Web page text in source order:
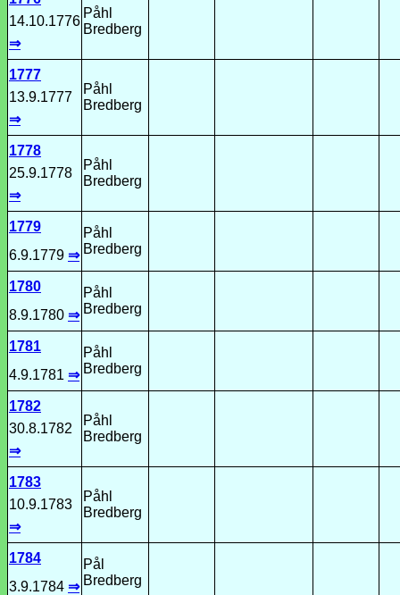
14.10.1776
⇒
Påhl
Bredberg
1777
13.9.1777
⇒
Påhl
Bredberg
1778
25.9.1778
⇒
Påhl
Bredberg
1779
6.9.1779 ⇒
Påhl
Bredberg
1780
8.9.1780 ⇒
Påhl
Bredberg
1781
4.9.1781 ⇒
Påhl
Bredberg
1782
30.8.1782
⇒
Påhl
Bredberg
1783
10.9.1783
⇒
Påhl
Bredberg
1784
3.9.1784 ⇒
Pål
Bredberg